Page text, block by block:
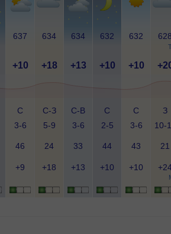
637 634 634 632 632 628
+10 +18 +13 +10 +10
С
3-6
С-З
5-9
С-В
3-6
С
2-5
С
3-6
З
10-
46 24 33 44 43 21
+9 +18 +13 +10 +10